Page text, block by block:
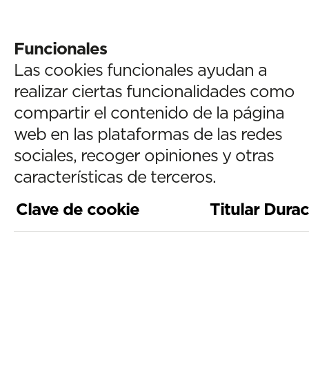
Funcionales
Las cookies funcionales ayudan a
realizar ciertas funcionalidades como
compartir el contenido de la página
web en las plataformas de las redes
sociales, recoger opiniones y otras
características de terceros.
Clave de cookie Titular